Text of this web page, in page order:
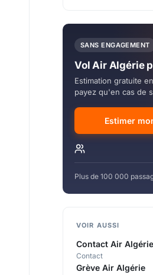
SANS ENGAGEMENT
Vol Air Algérie
Estimation gratuite
payez qu'en cas de
Estimer
Plus de 100 000
VOIR AUSSI
Contact Air Algérie
Contact
Grève Air Algérie